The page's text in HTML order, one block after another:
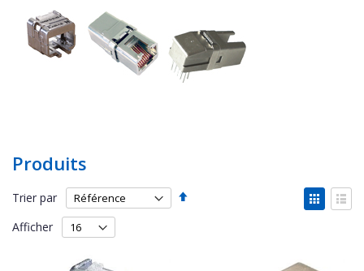
Produits
Trier par
Par
en
Afficher